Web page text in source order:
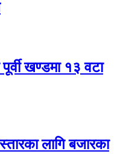
खण्डमा १३ वटा
लागि बजारका